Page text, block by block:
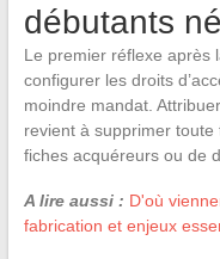
débutants
Le premier réflexe après
configurer les droits
moindre mandat.
revient à supprimer
fiches acquéreurs ou de
A lire aussi : D'où
fabrication et enjeux